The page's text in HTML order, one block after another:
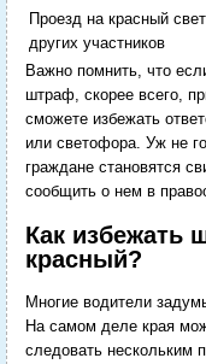
Проезд на красный
других участников
Важно помнить, что
штраф, скорее всего,
сможете избежать
или светофора. Уж не
граждане становятся
сообщить о нем в
Как избежать
красный?
Многие водители
На самом деле края
следовать нескольким